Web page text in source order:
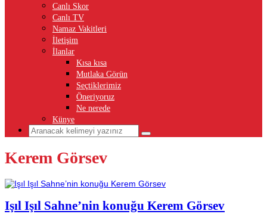
Canlı Skor
Canlı TV
Namaz Vakitleri
İletişim
İlanlar
Kısa kısa
Mutlaka Görün
Seçtiklerimiz
Öneriyoruz
Ne nerede
Künye
Kerem Görsev
Işıl Işıl Sahne’nin konuğu Kerem Görsev